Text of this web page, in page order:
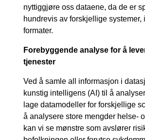
nyttiggjøre oss dataene, da de er
hundrevis av forskjellige systemer,
formater.
Forebyggende analyse for å
tjenester
Ved å samle all informasjon i
kunstig intelligens (AI) til å
lage datamodeller for forskjellige
å analysere store mengder helse-
kan vi se mønstre som avslører